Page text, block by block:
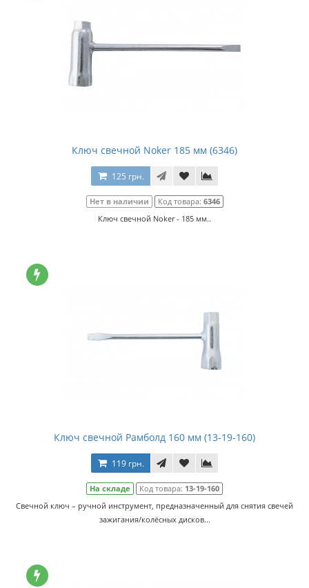
Ключ свечной Noker 185 мм (6346)
125 грн.
Нет в наличии Код товара: 6346
Ключ свечной Noker - 185 мм..
Ключ свечной Рамболд 160 мм (13-19-160)
119 грн.
На складе Код товара: 13-19-160
Свечной ключ – ручной инструмент, предназначенный для снятия свечей
зажигания/колёсных дисков...